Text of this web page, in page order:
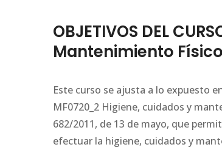
OBJETIVOS DEL
Mantenimiento
Este curso se ajusta a lo expuesto
MF0720_2 Higiene, cuidados y
682/2011, de 13 de mayo, que
efectuar la higiene, cuidados y